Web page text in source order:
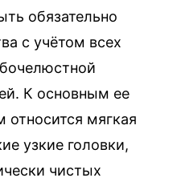
обязательно
с учётом всех
К основным ее
относится мягкая
узкие головки,
чистых